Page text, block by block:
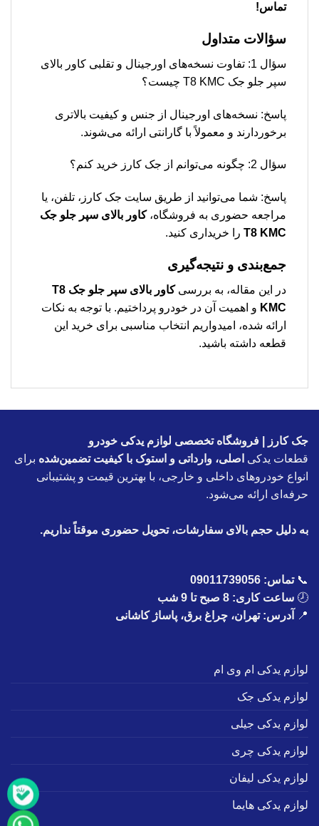
تماس!
سؤالات متداول
سؤال 1: تفاوت نسخه‌های اورجینال و تقلبی كاور بالای
سپر جلو جک T8 KMC چیست؟
پاسخ: نسخه‌های اورجینال از جنس و کیفیت بالاتری
برخوردارند و معمولاً با گارانتی ارائه می‌شوند.
سؤال 2: چگونه می‌توانم از جک کارز خرید کنم؟
پاسخ: شما می‌توانید از طریق سایت جک کارز، تلفن، یا
مراجعه حضوری به فروشگاه،كاور بالای سپر جلو جک
T8 KMC را خریداری کنید.
جمع‌بندی و نتیجه‌گیری
در این مقاله، به بررسی
كاور بالای سپر جلو جک T8
KMC و اهمیت آن در خودرو پرداختیم. با توجه به نکات
ارائه شده، امیدواریم انتخاب مناسبی برای خرید این
قطعه داشته باشید.
جک کارز | فروشگاه تخصصی لوازم یدکی خودرو
قطعات یدکی اصلی، وارداتی و استوک با کیفیت تضمین‌شده برای
انواع خودروهای داخلی و خارجی، با بهترین قیمت و پشتیبانی
حرفه‌ای ارائه می‌شود.
به دلیل حجم بالای سفارشات، تحویل حضوری موقتاً نداریم.
📞تماس: 09011739056
🕗 ساعت کاری: 8 صبح تا 9 شب
📍
آدرس: تهران، چراغ برق، پاساژ کاشانی
لوازم یدکی ام وی ام
لوازم یدکی جک
لوازم یدکی جیلی
لوازم یدکی چری
لوازم یدکی لیفان
لوازم یدکی هایما